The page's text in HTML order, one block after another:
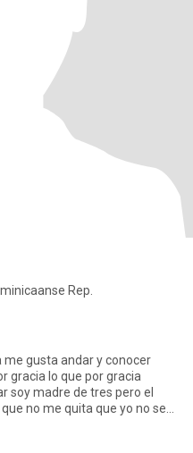
Rep.
me gusta andar y conocer
gracia lo que por gracia
no me quita que yo no sea